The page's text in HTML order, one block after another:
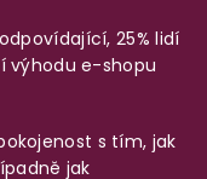
25% lidí
výhodu e-shopu
s tím, jak
jak